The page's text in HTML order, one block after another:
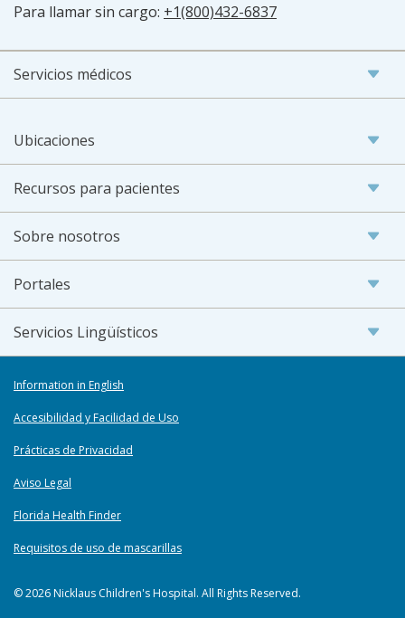
Para llamar sin cargo: +1(800)432-6837
Servicios médicos
Ubicaciones
Recursos para pacientes
Sobre nosotros
Portales
Servicios Lingüísticos
Information in English
Accesibilidad y Facilidad de Uso
Prácticas de Privacidad
Aviso Legal
Florida Health Finder
Requisitos de uso de mascarillas
© 2026 Nicklaus Children's Hospital. All Rights Reserved.